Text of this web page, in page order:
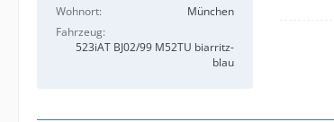
Wohnort
München
Fahrzeug
523iAT BJ02/99 M52TU biarritz-
blau